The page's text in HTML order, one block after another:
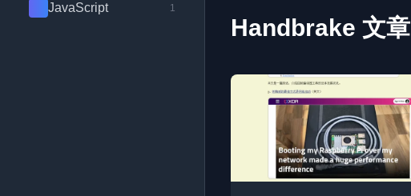
JavaScript 1
Handbrake 文章